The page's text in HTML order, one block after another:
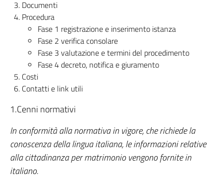
Documenti
Procedura
Fase 1 registrazione e inserimento istanza
Fase 2 verifica consolare
Fase 3 valutazione e termini del procedimento
Fase 4 decreto, notifica e giuramento
Costi
Contatti e link utili
1.Cenni normativi
In conformità alla normativa in vigore, che richiede la
conoscenza della lingua italiana, le informazioni relative
alla cittadinanza per matrimonio vengono fornite in
italiano.